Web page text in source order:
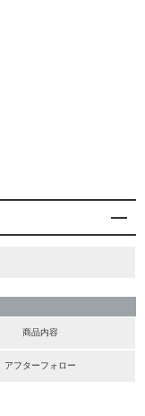
商品内容
アフターフォロー